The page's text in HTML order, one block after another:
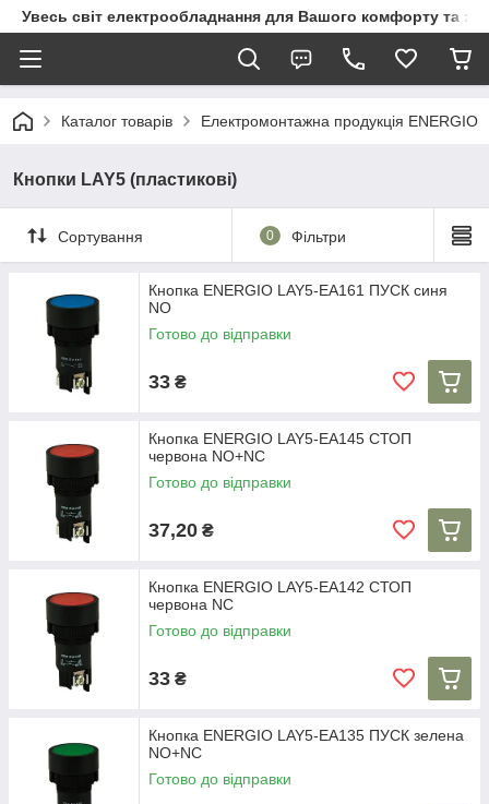
Увесь світ електрообладнання для Вашого комфорту та
Каталог товарів Електромонтажна продукція ENERGIO
Кнопки LAY5 (пластикові)
Сортування 0 Фільтри
Кнопка ENERGIO LAY5-EA161 ПУСК синя
NO
Готово до відправки
33 ₴
Кнопка ENERGIO LAY5-EA145 СТОП
червона NO+NC
Готово до відправки
37,20 ₴
Кнопка ENERGIO LAY5-EA142 СТОП
червона NC
Готово до відправки
33 ₴
Кнопка ENERGIO LAY5-EA135 ПУСК зелена
NO+NC
Готово до відправки